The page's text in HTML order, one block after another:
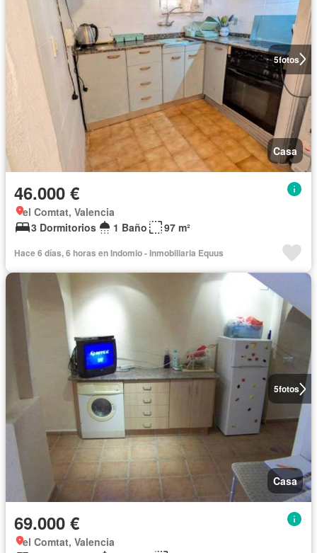
5fotos
Casa
46.000 €
el Comtat, Valencia
3 Dormitorios
1 Baño 97 m²
Hace 6 días, 6 horas en Indomio - Inmobiliaria Equus
5fotos
Casa
69.000 €
el Comtat, Valencia